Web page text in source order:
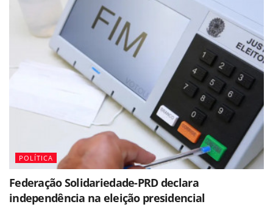
POLÍTICA
Federação Solidariedade-PRD declara
independência na eleição presidencial